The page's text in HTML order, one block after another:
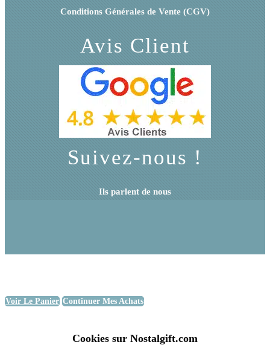
Conditions Générales de Vente (CGV)
Avis Client
Suivez-nous !
Ils parlent de nous
Voir Le Panier Continuer Mes Achats
Cookies sur Nostalgift.com